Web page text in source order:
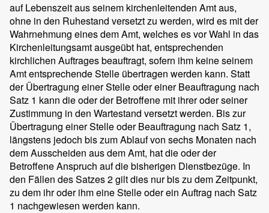
auf Lebenszeit aus seinem kirchenleitenden Amt aus,
ohne in den Ruhestand versetzt zu werden, wird es mit der
Wahrnehmung eines dem Amt, welches es vor Wahl in das
Kirchenleitungsamt ausgeübt hat, entsprechenden
kirchlichen Auftrages beauftragt, sofern ihm keine seinem
Amt entsprechende Stelle übertragen werden kann. Statt
der Übertragung einer Stelle oder einer Beauftragung nach
Satz 1 kann die oder der Betroffene mit ihrer oder seiner
Zustimmung in den Wartestand versetzt werden. Bis zur
Übertragung einer Stelle oder Beauftragung nach Satz 1,
längstens jedoch bis zum Ablauf von sechs Monaten nach
dem Ausscheiden aus dem Amt, hat die oder der
Betroffene Anspruch auf die bisherigen Dienstbezüge. In
den Fällen des Satzes 2 gilt dies nur bis zu dem Zeitpunkt,
zu dem ihr oder ihm eine Stelle oder ein Auftrag nach Satz
1 nachgewiesen werden kann.